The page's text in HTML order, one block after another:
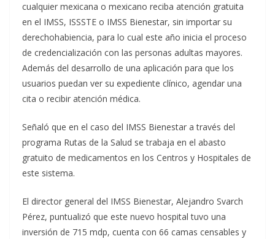
cualquier mexicana o mexicano reciba atención gratuita
en el IMSS, ISSSTE o IMSS Bienestar, sin importar su
derechohabiencia, para lo cual este año inicia el proceso
de credencialización con las personas adultas mayores.
Además del desarrollo de una aplicación para que los
usuarios puedan ver su expediente clínico, agendar una
cita o recibir atención médica.
Señaló que en el caso del IMSS Bienestar a través del
programa Rutas de la Salud se trabaja en el abasto
gratuito de medicamentos en los Centros y Hospitales de
este sistema.
El director general del IMSS Bienestar, Alejandro Svarch
Pérez, puntualizó que este nuevo hospital tuvo una
inversión de 715 mdp, cuenta con 66 camas censables y